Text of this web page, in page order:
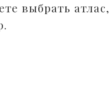
выбрать атлас,